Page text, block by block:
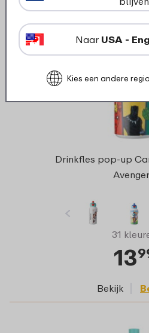
Drinkfles pop-up
31
13
Bekijk
Naar USA -